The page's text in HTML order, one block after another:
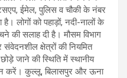
ईमेल, पुलिस व चौकी के नंबर
लोगों को पहाड़ों, नदी-नालों के
की सलाह दी है। मौसम विभाग
क्षेत्रों की नियमित
जाने की स्थिति में स्थानीय
करें। कुल्लू, बिलासपुर और ऊना